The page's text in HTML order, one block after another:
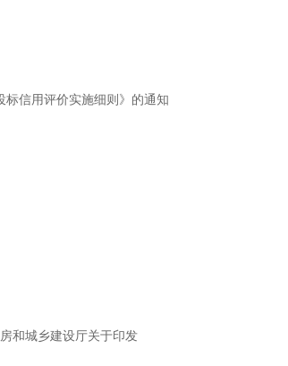
标信用评价实施细则》的通知
和城乡建设厅关于印发